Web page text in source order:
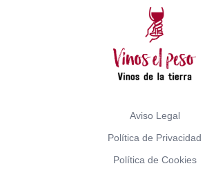
Aviso Legal
Política de Privacidad
Política de Cookies